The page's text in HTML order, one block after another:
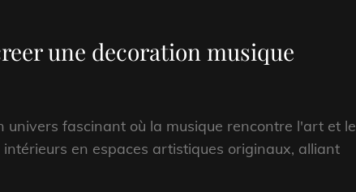
une decoration musique
fascinant où la musique rencontre l'art et le
en espaces artistiques originaux, alliant